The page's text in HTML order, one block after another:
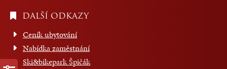
DALŠÍ ODKAZY
Ceník ubytování
Nabídka zaměstnání
Ski&bikepark Špičák